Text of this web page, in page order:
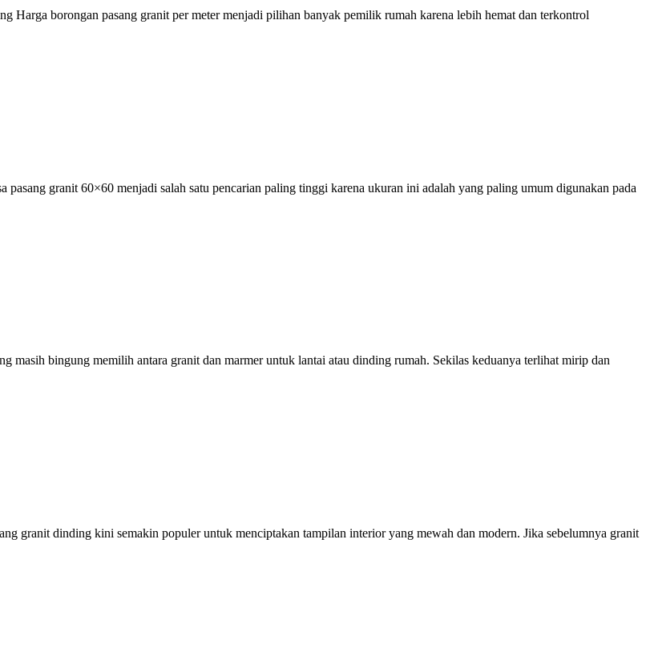
Harga borongan pasang granit per meter menjadi pilihan banyak pemilik rumah karena lebih hemat dan terkontrol
granit 60×60 menjadi salah satu pencarian paling tinggi karena ukuran ini adalah yang paling umum digunakan pada
masih bingung memilih antara granit dan marmer untuk lantai atau dinding rumah. Sekilas keduanya terlihat mirip dan
granit dinding kini semakin populer untuk menciptakan tampilan interior yang mewah dan modern. Jika sebelumnya granit